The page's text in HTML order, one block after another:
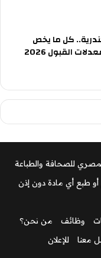
كل ما يخص
القبول 2026
للصحافة والطباعة
أو طبع أي مادة دون إذن
وظائف
من نحن؟
معنا للإعلان